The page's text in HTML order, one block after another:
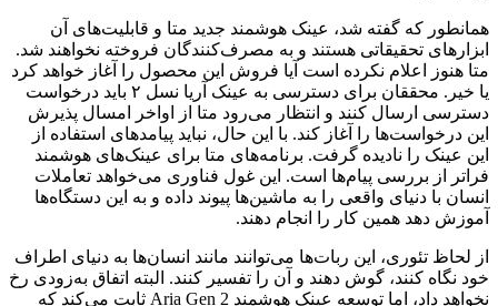
همانطور که گفته شد، عینک هوشمند جدید متا و قابلیت‌های آن
ابزارهای تحقیقاتی هستند و به مصرف‌کنندگان فروخته نخواهند شد.
متا هنوز اعلام نکرده است آیا فروش این محصول را آغاز خواهد کرد
یا خیر. محققان برای دسترسی به عینک آریا نسل ۲ باید درخواست
دسترسی ارسال کنند و انتظار می‌رود متا از اواخر امسال پذیرش
این درخواست‌ها را آغاز کند. با این حال، نباید پیامدهای استفاده از
این عینک را نادیده گرفت. برنامه‌های متا برای عینک‌های هوشمند
فراتر از بررسی پیام‌ها است. این غول فناوری می‌خواهد تعاملات
انسان با دنیای واقعی را به ماشین‌ها پیوند داده و به این دستگاه‌ها
آموزش دهد همین کار را انجام دهند.
از لحاظ تئوری، این ربات‌ها می‌توانند مانند انسان‌ها به دنیای اطراف
خود نگاه کنند، گوش دهند و آن را تفسیر کنند. البته اتفاق به‌زودی رخ
نخواهد داد، اما توسعه عینک هوشمند Aria Gen 2 ثابت می‌کند که